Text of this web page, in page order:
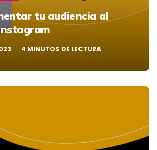
tu audiencia al
4 MINUTOS DE LECTURA